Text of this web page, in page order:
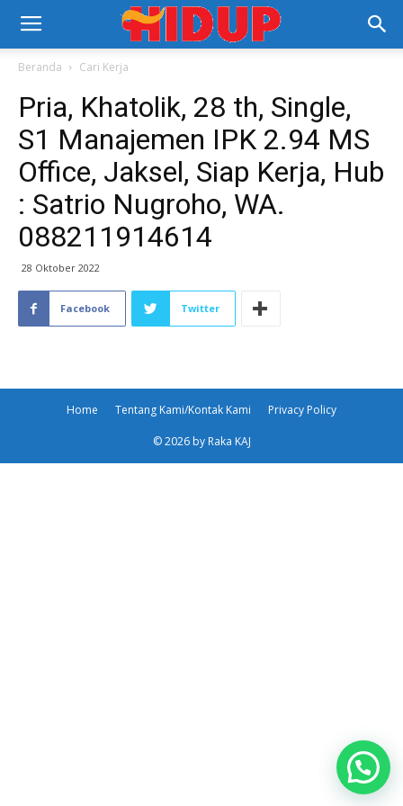
Beranda Cari Kerja
Pria, Khatolik, 28 th, Single,
S1 Manajemen IPK 2.94 MS
Office, Jaksel, Siap Kerja, Hub
: Satrio Nugroho, WA.
088211914614
28 Oktober 2022
Facebook Twitter
Home Tentang Kami/Kontak Kami Privacy Policy
© 2026 by Raka KAJ